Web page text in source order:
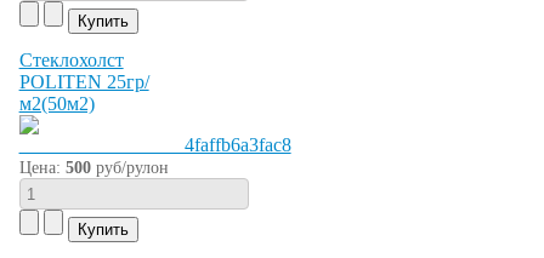
Стеклохолст
POLITEN 25гр/
м2(50м2)
Цена: 500руб/рулон